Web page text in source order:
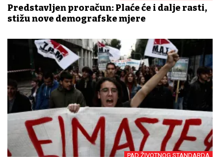
Predstavljen proračun: Plaće će i dalje rasti,
stižu nove demografske mjere
PAD ŽIVOTNOG STANDARDA